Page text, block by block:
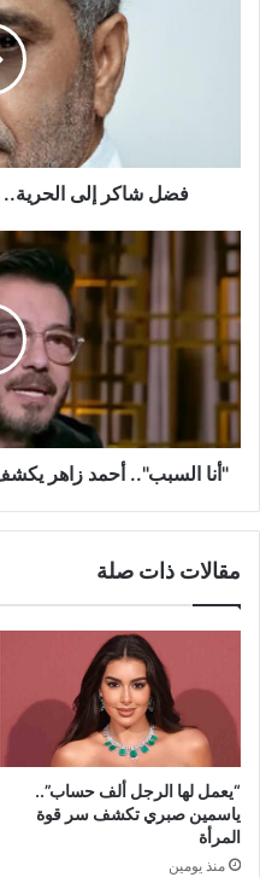
فضل شاكر إلى الحرية..
"أنا
السبب"..
زاهر
يكشف
شعوره
تجاه
مرض
ابنته
"أنا السبب".. أحمد زاهر
مقالات ذات صلة
“يعمل لها الرجل ألف حساب”..
ياسمين صبري تكشف سر قوة
المرأة
منذ يومين